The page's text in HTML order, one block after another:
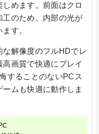
めます。前面はクロ
工のため、内部の光が
す。
な解像度のフルHDでレ
画質で快適にプレイ
することのないPCス
ムも快適に動作しま